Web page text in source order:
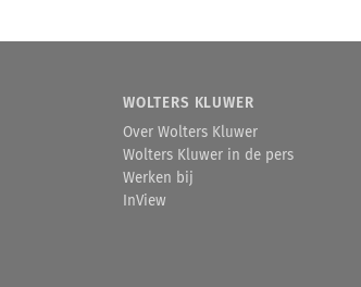
WOLTERS KLUWER
Over Wolters Kluwer
Wolters Kluwer in de pers
Werken bij
InView